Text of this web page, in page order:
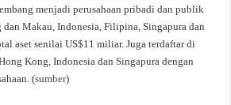
menjadi perusahaan pribadi dan publik
Makau, Indonesia, Filipina, Singapura dan
aset senilai US$11 miliar. Juga terdaftar di
Kong, Indonesia dan Singapura dengan
(sumber)